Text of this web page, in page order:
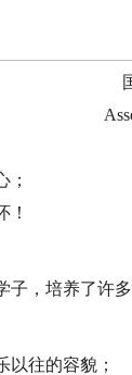
；
！
，培养了许
以往的容貌；